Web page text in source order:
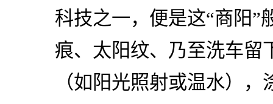
科技之一，便是这“商阳”
痕、太阳纹、乃至洗车留
（如阳光照射或温水）